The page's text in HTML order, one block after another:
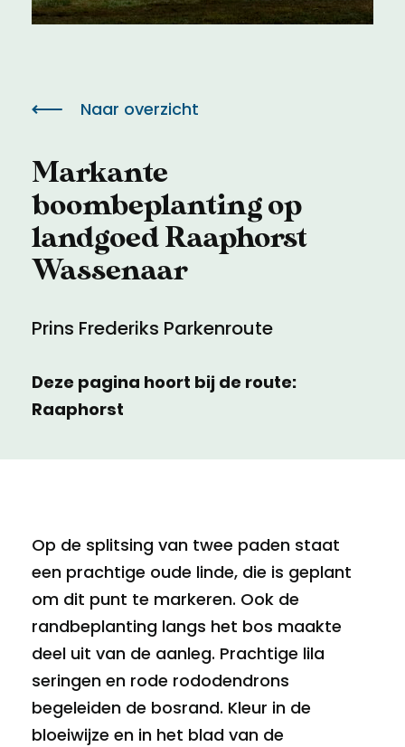
Markante
boombeplanting op
landgoed Raaphorst
Wassenaar
Prins Frederiks Parkenroute
Deze pagina hoort bij de route:
Raaphorst
Naar overzicht
Op de splitsing van twee paden staat
een prachtige oude linde, die is geplant
om dit punt te markeren. Ook de
randbeplanting langs het bos maakte
deel uit van de aanleg. Prachtige lila
seringen en rode rododendrons
begeleiden de bosrand. Kleur in de
bloeiwijze en in het blad van de